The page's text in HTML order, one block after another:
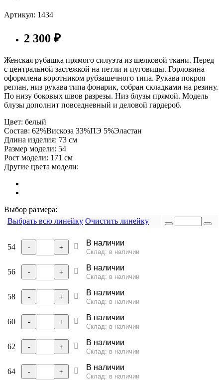
Артикул: 1434
2 300 ₽
Женская рубашка прямого силуэта из шелковой ткани. Перед
с центральной застежкой на петли и пуговицы. Горловина
оформлена воротником рубзашечного типа. Рукава покроя
реглан, низ рукава типа фонарик, собран складками на резину.
По низу боковых швов разрезы. Низ блузы прямой. Модель
блузы дополнит повседневный и деловой гардероб.
Цвет: белый
Состав: 62%Вискоза 33%ПЭ 5%Эластан
Длина изделия: 73 см
Размер модели: 54
Рост модели: 171 см
Другие цвета модели:
Выбор размера:
Выбрать всю линейку Очистить линейку
54 - + В наличии
Склад: в наличии
56 - + В наличии
Склад: в наличии
58 - + В наличии
Склад: в наличии
60 - + В наличии
Склад: в наличии
62 - + В наличии
Склад: в наличии
64 - + В наличии
Склад: в наличии